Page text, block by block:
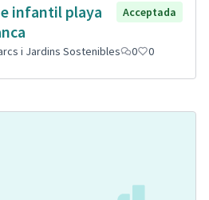
infantil playa
Acceptada
i Jardins Sostenibles 0 0